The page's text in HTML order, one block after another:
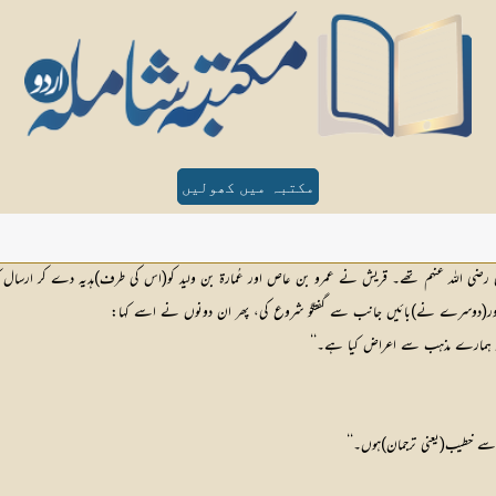
مکتبہ میں کھولیں
رضی اللہ عنہم تھے۔ قریش نے عمرو بن عاص اور عُمارۃ بن ولید کو(اس کی طرف)ہدیہ دے کر ارسال
نے)بائیں جانب سے گفتگو شروع کی، پھر ان دونوں نے اسے کہا:
مذہب سے اعراض کیا ہے۔‘‘
خطیب(یعنی ترجمان)ہوں۔‘‘